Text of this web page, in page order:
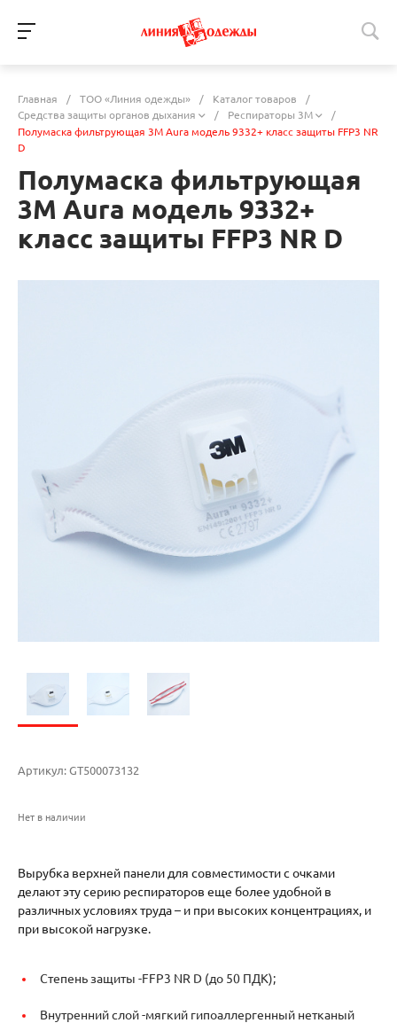
Главная / ТОО «Линия одежды» / Каталог товаров
/
Средства защиты органов дыхания
/ Респираторы 3М
/
Полумаска фильтрующая 3М Aura модель 9332+ класс защиты FFP3 NR
D
Полумаска фильтрующая
3М Aura модель 9332+
класс защиты FFP3 NR D
Артикул: GT500073132
Нет в наличии
Вырубка верхней панели для совместимости с очками
делают эту серию респираторов еще более удобной в
различных условиях труда – и при высоких концентрациях, и
при высокой нагрузке.
Степень защиты -FFP3 NR D (до 50 ПДК);
Внутренний слой -мягкий гипоаллергенный нетканый